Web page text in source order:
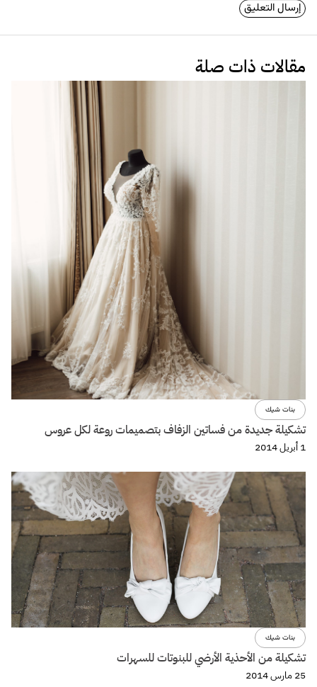
مقالات ذات صلة
بنات شيك
تشكيلة جديدة من فساتين الزفاف بتصميمات روعة لكل عروس
1 أبريل 2014
بنات شيك
تشكيلة من الأحذية الأرضي للبنوتات للسهرات
25 مارس 2014